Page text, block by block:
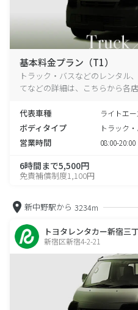
基本料金プラン（T1）
トラック・バスなどのレンタル
てなどの詳細は、こちらから各
代表車種 ライトエ
ボディタイプ トラック
営業時間 08:00-20:00
6時間まで5,500円
免責補償制度1,100円
新中野駅から 3234m
トヨタレンタカー新宿三
新宿区新宿4-2-21